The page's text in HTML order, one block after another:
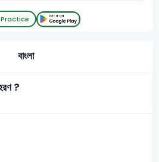
Practice
বাংলা
?